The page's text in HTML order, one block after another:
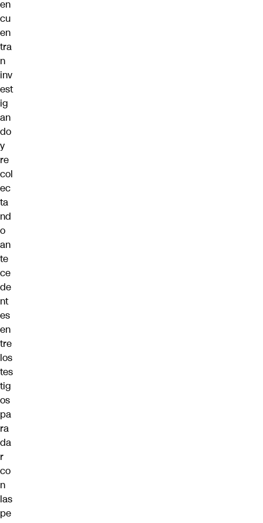
en
cu
en
tra
n
inv
est
ig
an
do
y
re
col
ec
ta
nd
o
an
te
ce
de
nt
es
en
tre
los
tes
tig
os
pa
ra
da
r
co
n
las
pe